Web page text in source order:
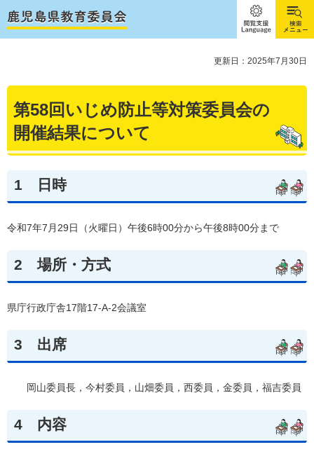
閲覧支
援
Language
検索メ
ニュー
更新日：2025年7月30日
第58回いじめ防止等対策委員会の
開催結果について
1 日時
令和7年7月29日（火曜日）午後6時00分から午後8時00分まで
2 場所・方式
県庁行政庁舎17階17-A-2会議室
3 出席
岡山委員長，今村委員，山畑委員，西委員，金委員，福吉委員
4 内容